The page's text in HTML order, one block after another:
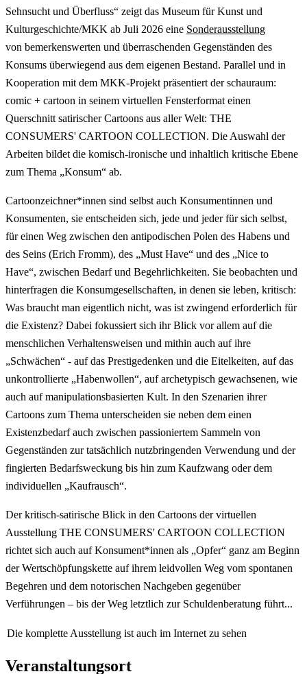
Sehnsucht und Überfluss“ zeigt das Museum für Kunst und
Kulturgeschichte/MKK ab Juli 2026 eine Sonderausstellung
von bemerkenswerten und überraschenden Gegenständen des
Konsums überwiegend aus dem eigenen Bestand. Parallel und in
Kooperation mit dem MKK-Projekt präsentiert der schauraum:
comic + cartoon in seinem virtuellen Fensterformat einen
Querschnitt satirischer Cartoons aus aller Welt: THE
CONSUMERS' CARTOON COLLECTION. Die Auswahl der
Arbeiten bildet die komisch-ironische und inhaltlich kritische Ebene
zum Thema „Konsum“ ab.
Cartoonzeichner*innen sind selbst auch Konsumentinnen und
Konsumenten, sie entscheiden sich, jede und jeder für sich selbst,
für einen Weg zwischen den antipodischen Polen des Habens und
des Seins (Erich Fromm), des „Must Have“ und des „Nice to
Have“, zwischen Bedarf und Begehrlichkeiten. Sie beobachten und
hinterfragen die Konsumgesellschaften, in denen sie leben, kritisch:
Was braucht man eigentlich nicht, was ist zwingend erforderlich für
die Existenz? Dabei fokussiert sich ihr Blick vor allem auf die
menschlichen Verhaltensweisen und mithin auch auf ihre
„Schwächen“ - auf das Prestigedenken und die Eitelkeiten, auf das
unkontrollierte „Habenwollen“, auf archetypisch gewachsenen, wie
auch auf manipulationsbasierten Kult. In den Szenarien ihrer
Cartoons zum Thema unterscheiden sie neben dem einen
Existenzbedarf auch zwischen passioniertem Sammeln von
Gegenständen zur tatsächlich nutzbringenden Verwendung und der
fingierten Bedarfsweckung bis hin zum Kaufzwang oder dem
individuellen „Kaufrausch“.
Der kritisch-satirische Blick in den Cartoons der virtuellen
Ausstellung THE CONSUMERS' CARTOON COLLECTION
richtet sich auch auf Konsument*innen als „Opfer“ ganz am Beginn
der Wertschöpfungskette auf ihrem leidvollen Weg vom spontanen
Begehren und dem notorischen Nachgeben gegenüber
Verführungen – bis der Weg letztlich zur Schuldenberatung führt...
Die komplette Ausstellung ist auch im Internet zu sehen
Veranstaltungsort